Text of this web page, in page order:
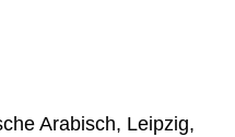
Arabisch, Leipzig,